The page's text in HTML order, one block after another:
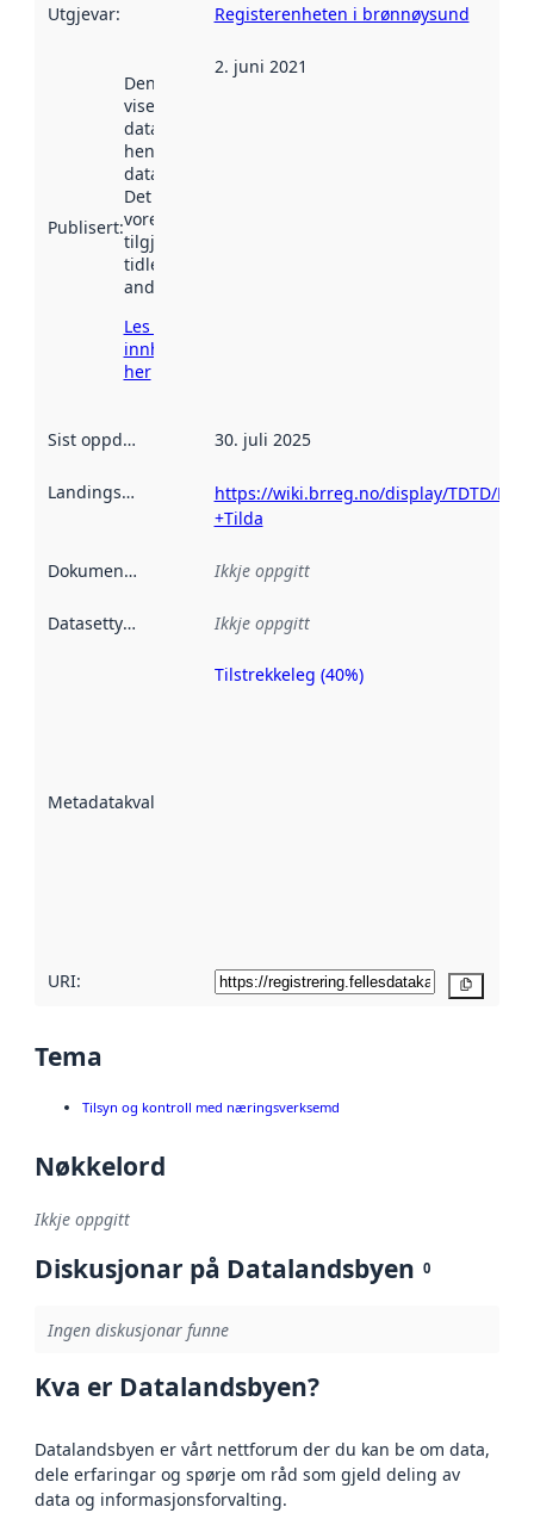
Utgjevar: Registerenheten i brønnøysund
Publisert:
Denne datoen
viser når
datasettet vart
henta inn av
data.norge.no.
Det kan ha
vore
tilgjengeleg
tidlegare
andre stader.
Les meir om
innhenting
her
2. juni 2021
Sist oppdatert 30. juli 2025
Landingsside
https://wiki.brreg.no/display/TDTD/
+Tilda
Dokumentasjon Ikkje oppgitt
Datasettype Ikkje oppgitt
Metadatakvalitet
Metadatakvalitet
Tilstrekkeleg (40%)
URI:
Tema
Tilsyn og kontroll med næringsverksemd
Nøkkelord
Ikkje oppgitt
Diskusjonar på Datalandsbyen 0
Ingen diskusjonar funne
Kva er Datalandsbyen?
Datalandsbyen er vårt nettforum der du kan be om data,
dele erfaringar og spørje om råd som gjeld deling av
data og informasjonsforvalting.